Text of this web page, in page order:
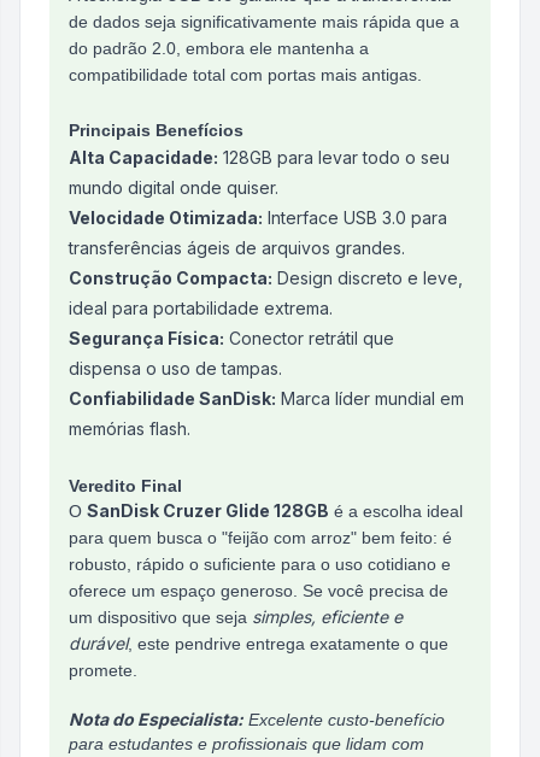
de dados seja significativamente mais rápida que a
do padrão 2.0, embora ele mantenha a
compatibilidade total com portas mais antigas.
Principais Benefícios
Alta Capacidade: 128GB para levar todo o seu
mundo digital onde quiser.
Velocidade Otimizada: Interface USB 3.0 para
transferências ágeis de arquivos grandes.
Construção Compacta: Design discreto e leve,
ideal para portabilidade extrema.
Segurança Física: Conector retrátil que
dispensa o uso de tampas.
Confiabilidade SanDisk: Marca líder mundial em
memórias flash.
Veredito Final
O SanDisk Cruzer Glide 128GB é a escolha ideal
para quem busca o "feijão com arroz" bem feito: é
robusto, rápido o suficiente para o uso cotidiano e
oferece um espaço generoso. Se você precisa de
um dispositivo que seja simples, eficiente e
durável, este pendrive entrega exatamente o que
promete.
Nota do Especialista: Excelente custo-benefício
para estudantes e profissionais que lidam com